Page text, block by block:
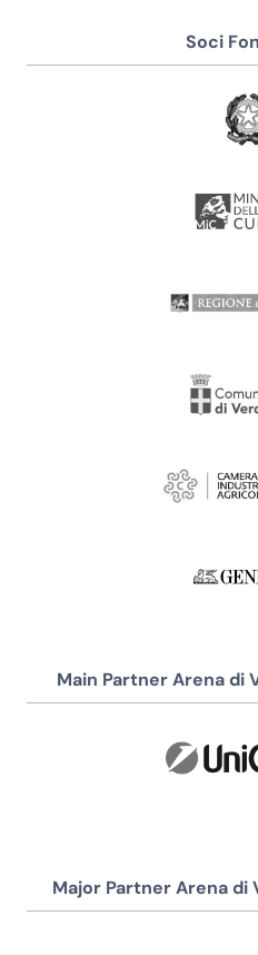
Soci
Main Partner Arena di
Major Partner Arena di